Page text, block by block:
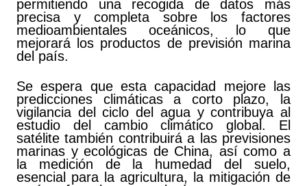
permitiendo una recogida de datos más
precisa y completa sobre los factores
medioambientales oceánicos, lo que
mejorará los productos de previsión marina
del país.
Se espera que esta capacidad mejore las
predicciones climáticas a corto plazo, la
vigilancia del ciclo del agua y contribuya al
estudio del cambio climático global. El
satélite también contribuirá a las previsiones
marinas y ecológicas de China, así como a
la medición de la humedad del suelo,
esencial para la agricultura, la mitigación de